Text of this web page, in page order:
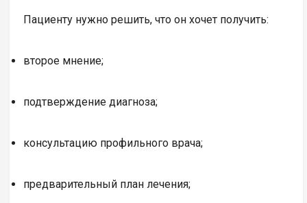
Пациенту нужно решить, что он хочет получить:
второе мнение;
подтверждение диагноза;
консультацию профильного врача;
предварительный план лечения;